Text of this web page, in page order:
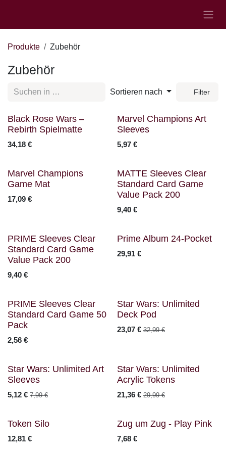
Produkte Zubehör
Zubehör
Sortieren nach Filter
Nicht vorrätig
Black Rose Wars –
Rebirth Spielmatte
34,18 €
Marvel Champions Art
Sleeves
5,97€
Marvel Champions
Game Mat
17,09 €
MATTE Sleeves Clear
Standard Card Game
Value Pack 200
9,40€
PRIME Sleeves Clear
Standard Card Game
Value Pack 200
9,40 €
Nicht vorrätig
Prime Album 24-Pocket
29,91€
PRIME Sleeves Clear
Standard Card Game 50
Pack
2,56 €
Sale
Star Wars: Unlimited
Deck Pod
23,07€ 32,99€
Sale
Star Wars: Unlimited Art
Sleeves
5,12 € 7,99€ Nicht vorrätig
Star Wars: Unlimited
Acrylic Tokens
21,36€ 29,99€
Token Silo
12,81 € Nicht vorrätig
Zug um Zug - Play Pink
7,68€